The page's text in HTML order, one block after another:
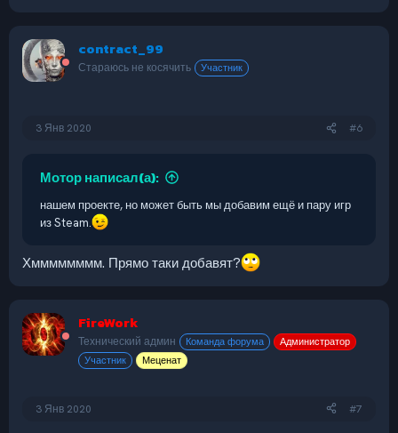
ц
и
и
contract_99
Стараюсь не косячить Участник
3 Янв 2020 #6
Мотор написал(а):
нашем проекте, но может быть мы добавим ещё и пару игр
из Steam.
Хмммммммм. Прямо таки добавят?
FireWork
Технический админ Команда форума
Администратор
Участник
Меценат
3 Янв 2020 #7